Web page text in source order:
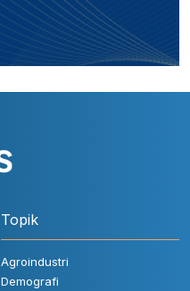
Topik
Agroindustri
Demografi